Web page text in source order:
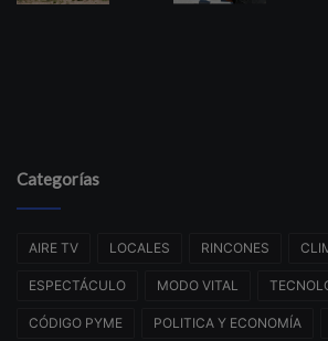
Categorías
AIRE TV LOCALES RINCONES
ESPECTÁCULO MODO VITAL
CÓDIGO PYME POLITICA Y ECONOMÍA